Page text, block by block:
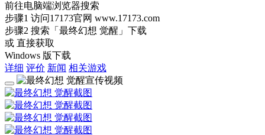
前往电脑端浏览器搜索
步骤1 访问17173官网 www.17173.com
步骤2 搜索 「最终幻想 觉醒」 下载
或 直接获取
Windows 版下载
详细 评价 新闻 相关游戏